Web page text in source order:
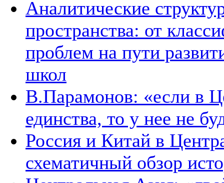
Аналитические
пространства: от
проблем на пути
школ
В.Парамонов: «если в
единства, то у нее не
Россия и Китай в
схематичный обзор